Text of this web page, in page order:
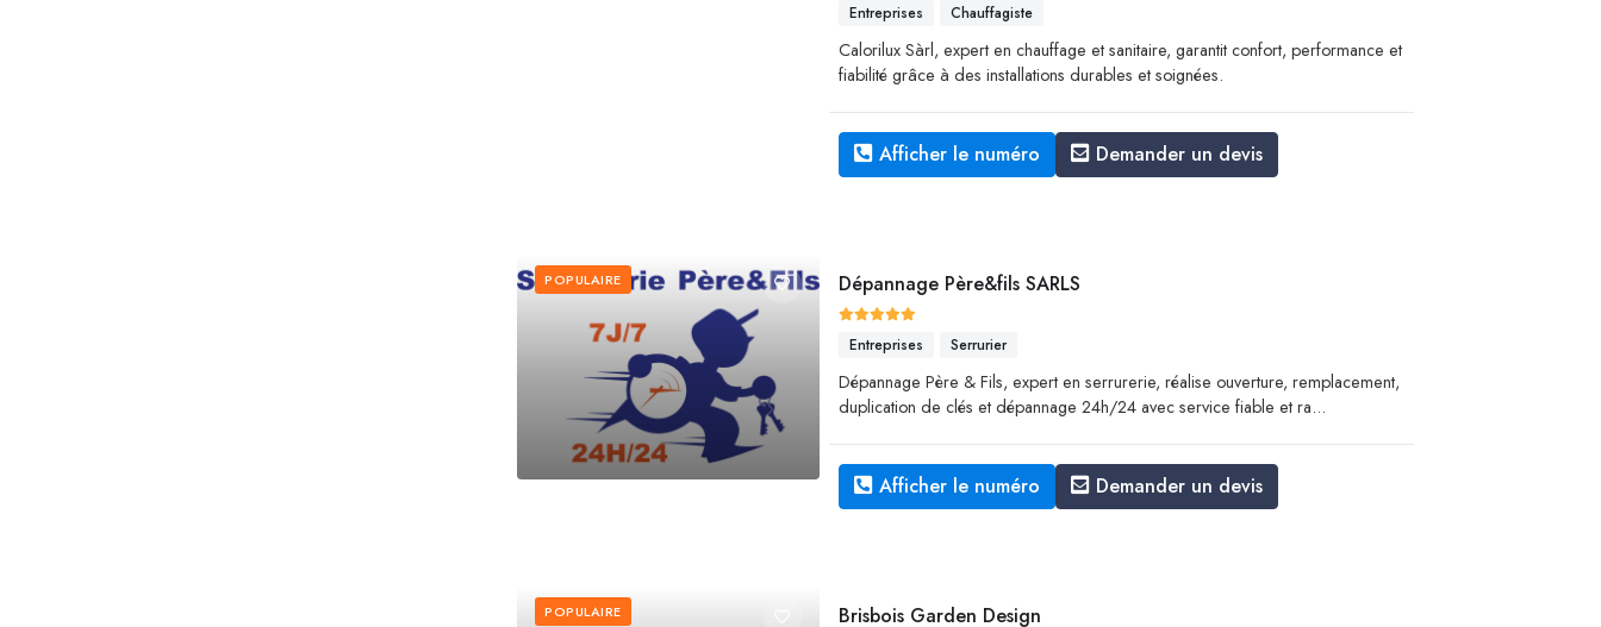
Entreprises Chauffagiste
Calorilux Sàrl, expert en chauffage et sanitaire, garantit confort, performance et
fiabilité grâce à des installations durables et soignées.
Afficher le numéro Demander un devis
POPULAIRE Dépannage Père&fils SARLS
Entreprises Serrurier
Dépannage Père & Fils, expert en serrurerie, réalise ouverture, remplacement,
duplication de clés et dépannage 24h/24 avec service fiable et ra...
Afficher le numéro Demander un devis
POPULAIRE Brisbois Garden Design